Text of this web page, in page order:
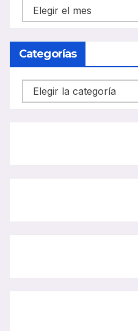
NOTICIAS
CARRIL
BUS
Categorías
Categorías